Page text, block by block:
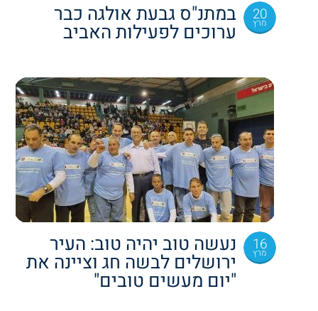
20
מרץ במתנ"ס גבעת אולגה כבר
ערוכים לפעילות האביב
16
מרץ נעשה טוב יהיה טוב: העיר
ירושלים לבשה חג וציינה את
"יום מעשים טובים"